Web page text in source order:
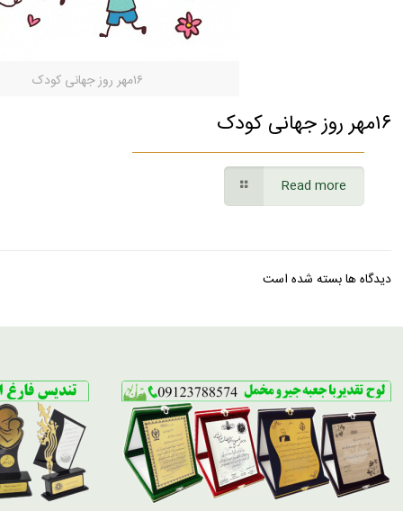
۱۶مهر روز جهانی کودک
۱۶مهر روز جهانی کودک
Read more
دیدگاه ها بسته شده است